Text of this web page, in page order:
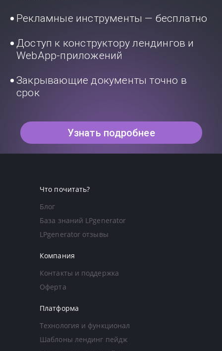
Рекламные инструменты — бесплатно
Доступ к конструктору лендингов и
WebApp-приложений
Закрывающие документы точно в
срок
Узнать подробнее
Что почитать?
Блог
База знаний LPgenerator
LPgenerator отзывы
Компания
Контакты и поддержка
Оферта
Платформа
Технология и функционал
Шаблоны лендинг пейдж